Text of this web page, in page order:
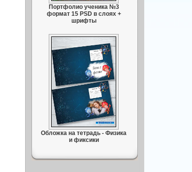
Портфолио ученика №3
формат 15 PSD в слоях +
шрифты
Обложка на тетрадь - Физика
и фиксики